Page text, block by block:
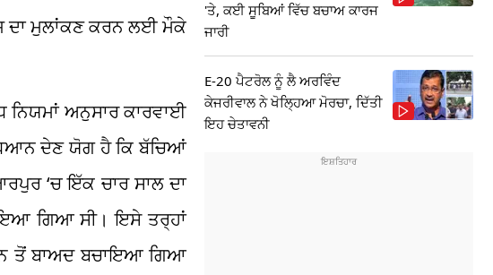
ਦਾ ਮੁਲਾਂਕਣ ਕਰਨ ਲਈ ਮੌਕੇ
ਨਿਯਮਾਂ ਅਨੁਸਾਰ ਕਾਰਵਾਈ
ਦੇਣ ਯੋਗ ਹੈ ਕਿ ਬੱਚਿਆਂ
‘ਚ ਇੱਕ ਚਾਰ ਸਾਲ ਦਾ
ਗਿਆ ਸੀ। ਇਸੇ ਤਰ੍ਹਾਂ
ਤੋਂ ਬਾਅਦ ਬਚਾਇਆ ਗਿਆ
'ਤੇ, ਕਈ ਸੂਬਿਆਂ ਵਿੱਚ ਬਚਾਅ ਕਾਰਜ
ਜਾਰੀ
E-20 ਪੈਟਰੋਲ ਨੂੰ ਲੈ ਅਰਵਿੰਦ
ਕੇਜਰੀਵਾਲ ਨੇ ਖੋਲ੍ਹਿਆ ਮੋਰਚਾ, ਦਿੱਤੀ
ਇਹ ਚੇਤਾਵਨੀ